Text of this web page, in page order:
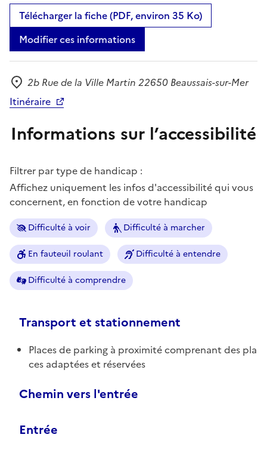
Télécharger la fiche (PDF, environ 35 Ko)
Modifier ces informations
Adresse
2b Rue de la Ville Martin 22650 Beaussais-sur-Mer
Itinéraire
Informations sur l’accessibilité
Filtrer par type de handicap :
Affichez uniquement les infos d'accessibilité qui vous
concernent, en fonction de votre handicap
Difficulté à voir Difficulté à marcher
En fauteuil roulant Difficulté à entendre
Difficulté à comprendre
Transport et stationnement
Places de parking à proximité comprenant des pla
ces adaptées et réservées
Chemin vers l'entrée
Entrée